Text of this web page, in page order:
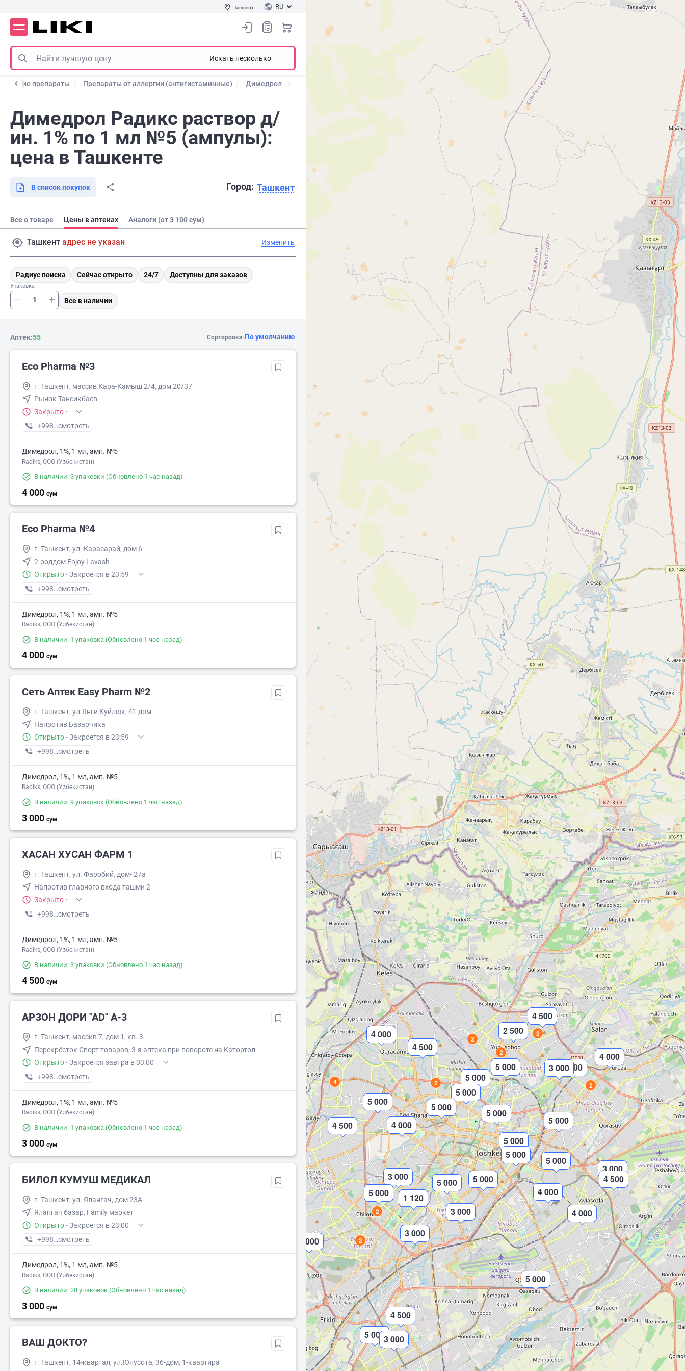
Ташкент RU
Искать несколько
препараты Препараты от аллергии (антигистаминные) Димедрол
Димедрол Радикс раствор д/
ин. 1% по 1 мл №5 (ампулы):
цена в Ташкенте
Город: Ташкент
В список покупок
Все о товаре Цены в аптеках Аналоги (от 3 100 сум)
Ташкент адрес не указан Изменить
Радиус поиска Сейчас открыто 24/7 Доступны для заказов
Упаковка
Все в наличии
Аптек:55 Сортировка: По умолчанию
Eco Pharma №3
г. Ташкент, массив Кара-Камыш 2/4, дом 20/37
Рынок Тансикбаев
Закрыто ·
+998 (99) XXX-XX-XX
смотреть
Димедрол, 1%, 1 мл, амп. №5
Radiks, ООО (Узбекистан)
В наличии: 3 упаковки (Обновлено 1 час назад)
4 000 сум
Eco Pharma №4
г. Ташкент, ул. Карасарай, дом 6
2-роддом Enjoy Lavash
Открыто · Закроется в 23:59
+998 (55) XXX-XX-XX
смотреть
Димедрол, 1%, 1 мл, амп. №5
Radiks, ООО (Узбекистан)
В наличии: 1 упаковка (Обновлено 1 час назад)
4 000 сум
Сеть Аптек Easy Pharm №2
г. Ташкент, ул.Янги Куйлюк, 41 дом
Напротив Базарчика
Открыто · Закроется в 23:59
+998 (97) XXX-XX-XX
смотреть
Димедрол, 1%, 1 мл, амп. №5
Radiks, ООО (Узбекистан)
В наличии: 9 упаковок (Обновлено 1 час назад)
3 000 сум
ХАСАН ХУСАН ФАРМ 1
г. Ташкент, ул. Фаробий, дом- 27а
Напротив главного входа ташми 2
Закрыто ·
+998 (71) XXX-XX-XX
смотреть
Димедрол, 1%, 1 мл, амп. №5
Radiks, ООО (Узбекистан)
В наличии: 3 упаковки (Обновлено 1 час назад)
4 500 сум
АРЗОН ДОРИ "АD" А-3
г. Ташкент, массив 7, дом 1, кв. 3
Перекрёсток Спорт товаров, 3-я аптека при повороте на Катортол
Открыто · Закроется завтра в 03:00
+998 (94) XXX-XX-XX
смотреть
Димедрол, 1%, 1 мл, амп. №5
Radiks, ООО (Узбекистан)
В наличии: 1 упаковка (Обновлено 1 час назад)
3 000 сум
БИЛОЛ КУМУШ МЕДИКАЛ
г. Ташкент, ул. Ялангач, дом 23А
Ялангач базар, Family маркет
Открыто · Закроется в 23:00
+998 (95) XXX-XX-XX
смотреть
Димедрол, 1%, 1 мл, амп. №5
Radiks, ООО (Узбекистан)
В наличии: 28 упаковок (Обновлено 1 час назад)
3 000 сум
ВАШ ДОКТО?
г. Ташкент, 14-квартал, ул.Юнусота, 36-дом, 1-квартира
5 000
4 500
3 000
5 000
4 500
4 000
4
4 000
5 000
5 000
5 000
4 000
4 500
3 000
5 000
2
5 000
5 000
5 000
5 000
4 500
2
5 000
4 000
2
3 0003 000
5 000
2
2 500
4 500
2
2
5 000
4 000
4 000
5 000
2
2
5 000
3 000
3 000
3 000
1 120